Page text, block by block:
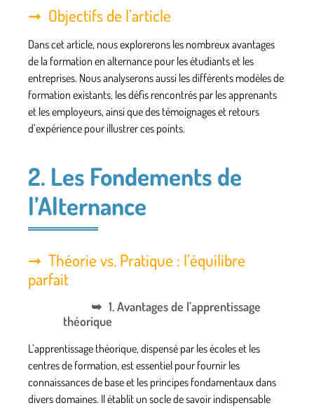
Objectifs de l’article
Dans cet article, nous explorerons les nombreux avantages
de la formation en alternance pour les étudiants et les
entreprises. Nous analyserons aussi les différents modèles de
formation existants, les défis rencontrés par les apprenants
et les employeurs, ainsi que des témoignages et retours
d’expérience pour illustrer ces points.
2. Les Fondements de
l’Alternance
Théorie vs. Pratique : l’équilibre
parfait
1. Avantages de l’apprentissage
théorique
L’apprentissage théorique, dispensé par les écoles et les
centres de formation, est essentiel pour fournir les
connaissances de base et les principes fondamentaux dans
divers domaines. Il établit un socle de savoir indispensable